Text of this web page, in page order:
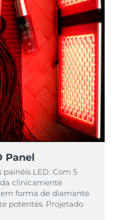
Panel
LED. Com 5
clinicamente
forma de diamante
potentes. Projetado